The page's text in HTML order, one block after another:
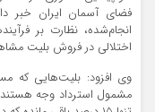
فضای آسمان ایران خبر
انجام‌شده، نظارت بر
اختلالی در فروش بلیت
وی افزود: بلیت‌هایی که